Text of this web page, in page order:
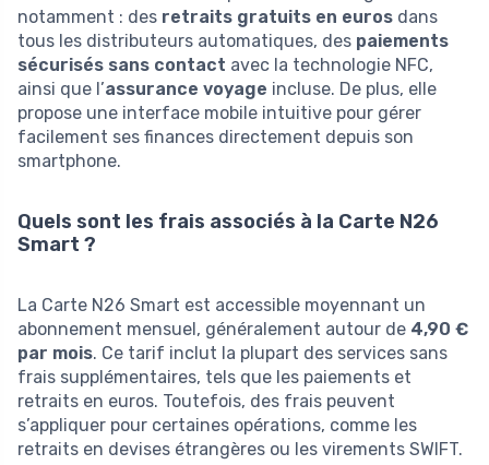
notamment : des retraits gratuits en euros dans
tous les distributeurs automatiques, des paiements
sécurisés sans contact avec la technologie NFC,
ainsi que l’assurance voyage incluse. De plus, elle
propose une interface mobile intuitive pour gérer
facilement ses finances directement depuis son
smartphone.
Quels sont les frais associés à la Carte N26
Smart ?
La Carte N26 Smart est accessible moyennant un
abonnement mensuel, généralement autour de 4,90 €
par mois. Ce tarif inclut la plupart des services sans
frais supplémentaires, tels que les paiements et
retraits en euros. Toutefois, des frais peuvent
s’appliquer pour certaines opérations, comme les
retraits en devises étrangères ou les virements SWIFT.